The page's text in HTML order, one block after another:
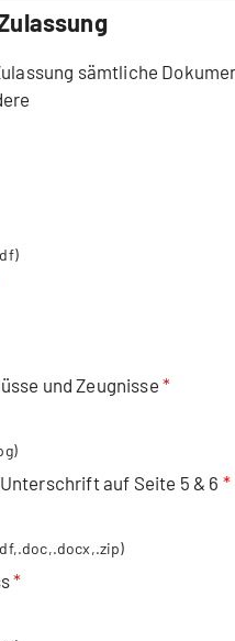
sämtliche
und Zeugnisse
auf Seite 5 & 6